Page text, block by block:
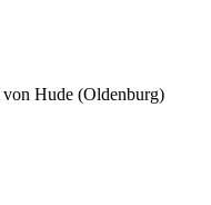
von Hude (Oldenburg)